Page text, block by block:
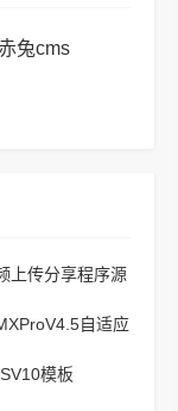
兔cms
上传分享程序源
自适应
模板